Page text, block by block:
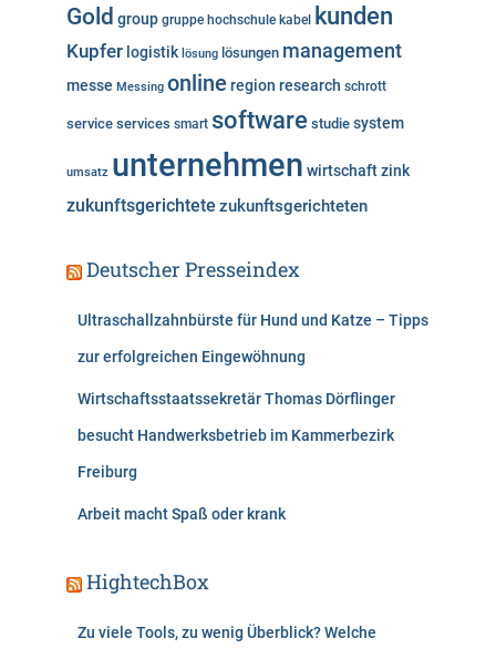
Gold group gruppe hochschule kabel kunden
Kupfer logistik lösung lösungen management
messe Messing online region research schrott
service services smart software studie system
umsatz unternehmen wirtschaftzink
zukunftsgerichtete zukunftsgerichteten
Deutscher Presseindex
Ultraschallzahnbürste für Hund und Katze – Tipps
zur erfolgreichen Eingewöhnung
Wirtschaftsstaatssekretär Thomas Dörflinger
besucht Handwerksbetrieb im Kammerbezirk
Freiburg
Arbeit macht Spaß oder krank
HightechBox
Zu viele Tools, zu wenig Überblick? Welche